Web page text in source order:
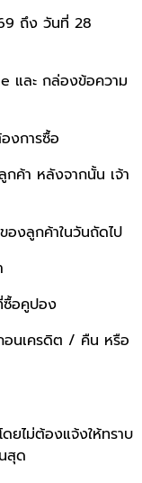
ถึง วันที่ 28
และ กล่องข้อความ
งการซื้อ
กค้า หลังจากนั้น เจ้า
องลูกค้าในวันถัดไป
อคูปอง
อนเครดิต / คืน หรือ
ยไม่ต้องแจ้งให้ทราบ
สุด